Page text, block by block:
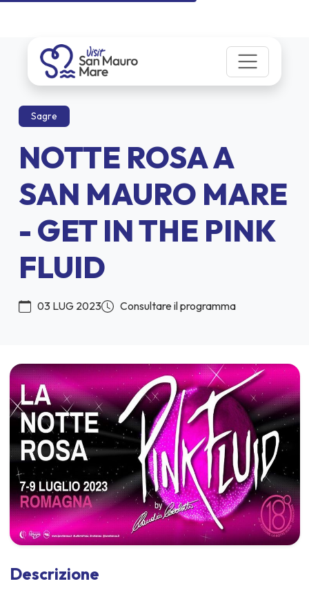
Sagre
NOTTE ROSA A
SAN MAURO MARE
- GET IN THE PINK
FLUID
03 LUG 2023 Consultare il programma
Descrizione